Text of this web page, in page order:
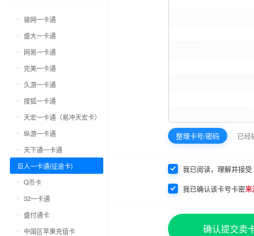
骏网一卡通
盛大一卡通
网易一卡通
完美一卡通
久游一卡通
搜狐一卡通
天宏一卡通（易冲天宏卡）
纵游一卡通
天下通一卡通
巨人一卡通(征途卡)
Q币卡
32一卡通
盛付通卡
中国区苹果充值卡
整理卡号/密码 已经
我已阅读，理解并接受
我已确认该卡号卡密来
确认提交卖